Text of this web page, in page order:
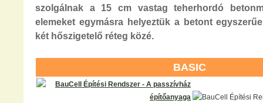
szolgálnak a 15 cm vastag teherhordó
elemeket egymásra helyeztük a betont
két hőszigetelő réteg közé.
BASIC